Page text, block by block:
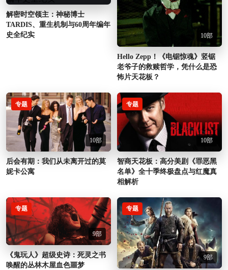
解密时空领主：神秘博士
TARDIS、重生机制与60周年编年
史全纪实
10部
Hello Zepp！《电锯惊魂》竖锯
老爷子的救赎哲学，凭什么是恐
怖片天花板？
专题
10部
后会有期：我们从未离开过的莫
妮卡公寓
专题
10部
智商天花板：高分美剧《罪恶黑
名单》全十季终极盘点与红魔真
相解析
专题
9部
《鬼玩人》超级史诗：死灵之书
唤醒的丛林木屋血色噩梦
专题
9部